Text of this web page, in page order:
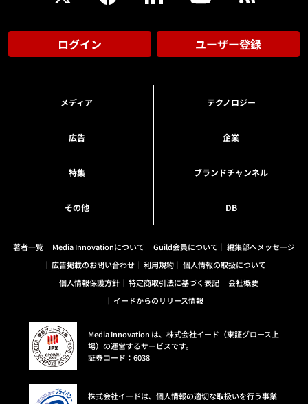
ログイン ユーザー登録
メディア テクノロジー
広告 企業
特集 ブランドチャンネル
その他 DB
著者一覧 Media Innovationについて Guild会員について
編集部へメッセージ
広告掲載のお問い合わせ
利用規約
個人情報の取扱について
個人情報保護方針
特定商取引法に基づく表記
会社概要
イードからのリリース情報
Media Innovation は、株式会社イード（東証グロース上
場）の運営するサービスです。
証券コード：6038
株式会社イードは、個人情報の適切な取扱いを行う事業